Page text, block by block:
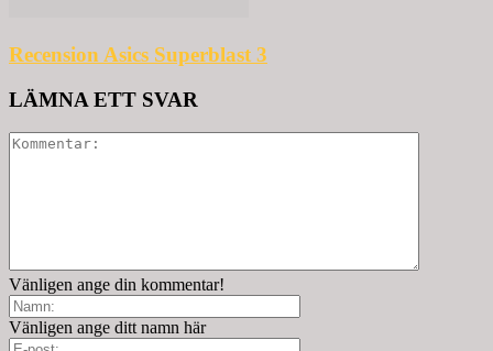
Recension Asics Superblast 3
LÄMNA ETT SVAR
Vänligen ange din kommentar!
Vänligen ange ditt namn här